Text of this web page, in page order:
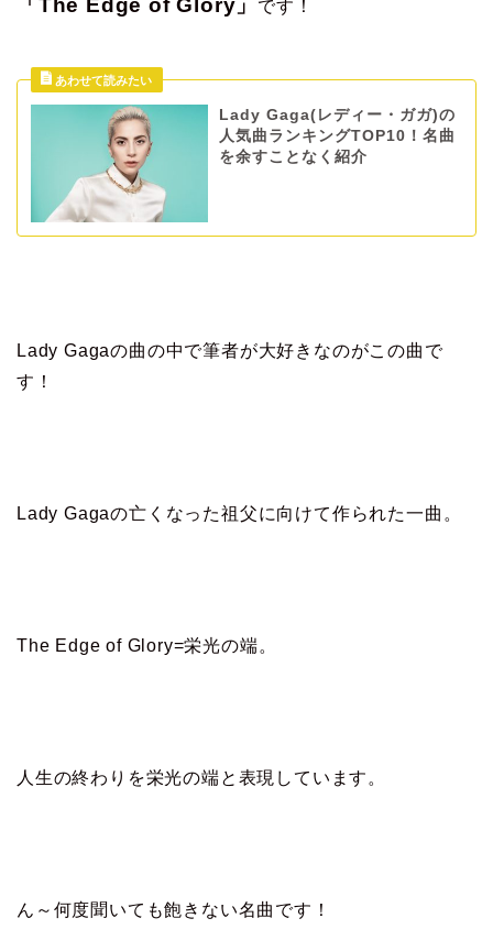
「The Edge of Glory」 です！
Lady Gaga(レディー・ガガ)の
人気曲ランキングTOP10！名曲
を余すことなく紹介
Lady Gagaの曲の中で筆者が大好きなのがこの曲で
す！
Lady Gagaの亡くなった祖父に向けて作られた一曲。
The Edge of Glory=栄光の端。
人生の終わりを栄光の端と表現しています。
ん～何度聞いても飽きない名曲です！